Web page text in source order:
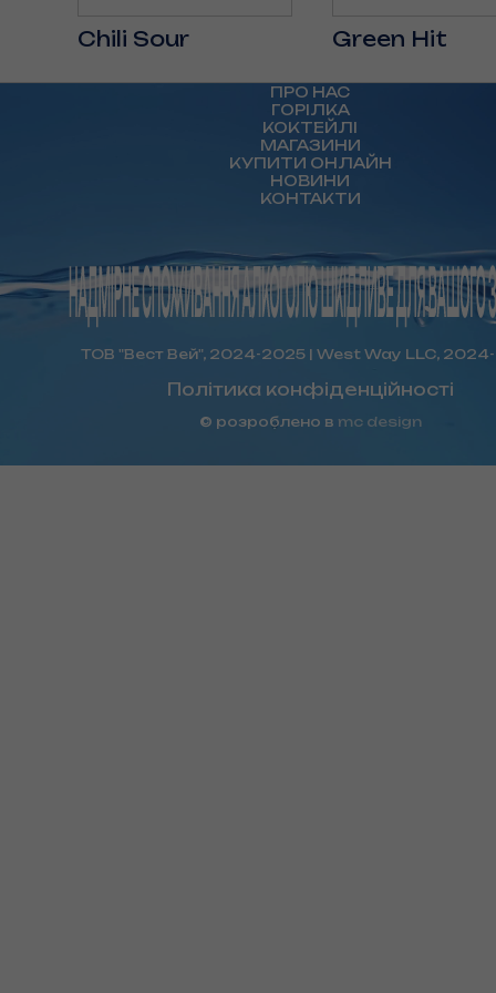
Chili Sour Green Hit
ПРО НАС
ГОРІЛКА
КОКТЕЙЛІ
МАГАЗИНИ
КУПИТИ ОНЛАЙН
НОВИНИ
КОНТАКТИ
ТОВ "Вест Вей", 2024-2025 | West Way LLC,
Політика конфіденційності
© розроблено в mc design